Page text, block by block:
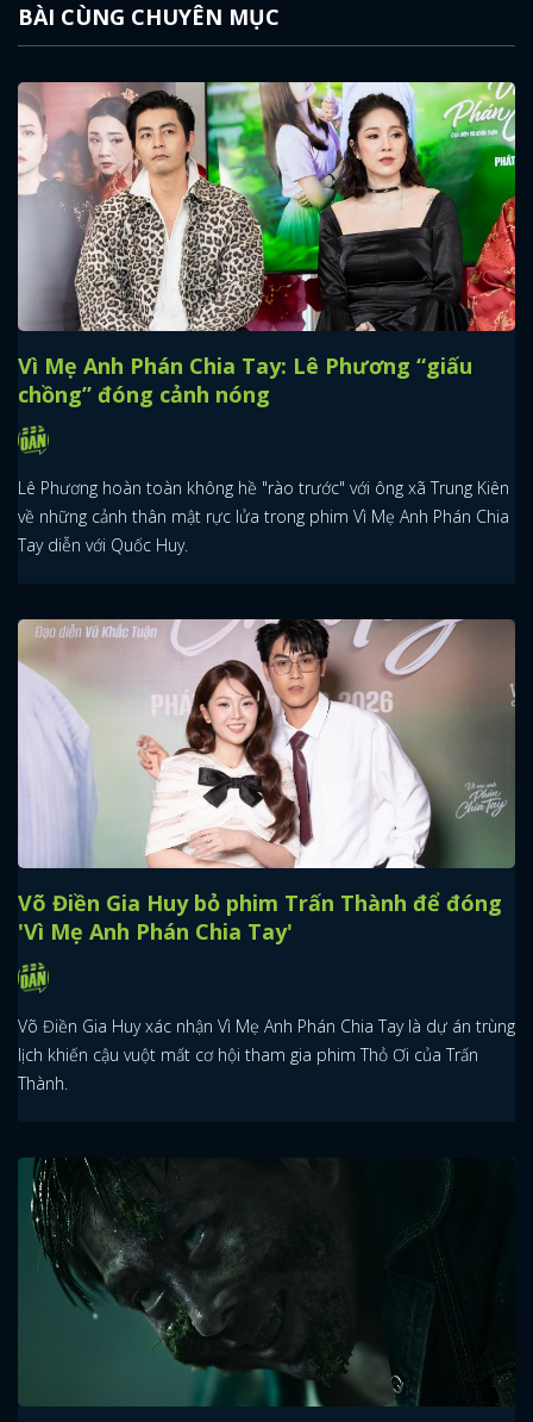
BÀI CÙNG CHUYÊN MỤC
Vì Mẹ Anh Phán Chia Tay: Lê Phương “giấu
chồng” đóng cảnh nóng
Lê Phương hoàn toàn không hề "rào trước" với ông xã Trung Kiên
về những cảnh thân mật rực lửa trong phim Vì Mẹ Anh Phán Chia
Tay diễn với Quốc Huy.
Võ Điền Gia Huy bỏ phim Trấn Thành để đóng
'Vì Mẹ Anh Phán Chia Tay'
Võ Điền Gia Huy xác nhận Vì Mẹ Anh Phán Chia Tay là dự án trùng
lịch khiến cậu vuột mất cơ hội tham gia phim Thỏ Ơi của Trấn
Thành.